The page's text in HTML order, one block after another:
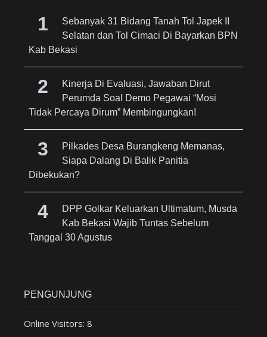
Sebanyak 31 Bidang Tanah Tol Japek II
Selatan dan Tol Cimaci Di Bayarkan BPN
Kab Bekasi
Kinerja Di Evaluasi, Jawaban Dirut
Perumda Soal Demo Pegawai “Mosi
Tidak Percaya Dirum” Membingungkan!
Pilkades Desa Burangkeng Memanas,
Siapa Dalang Di Balik Panitia
Dibekukan?
DPP Golkar Keluarkan Ultimatum, Musda
Kab Bekasi Wajib Tuntas Sebelum
Tanggal 30 Agustus
PENGUNJUNG
Online Visitors: 8